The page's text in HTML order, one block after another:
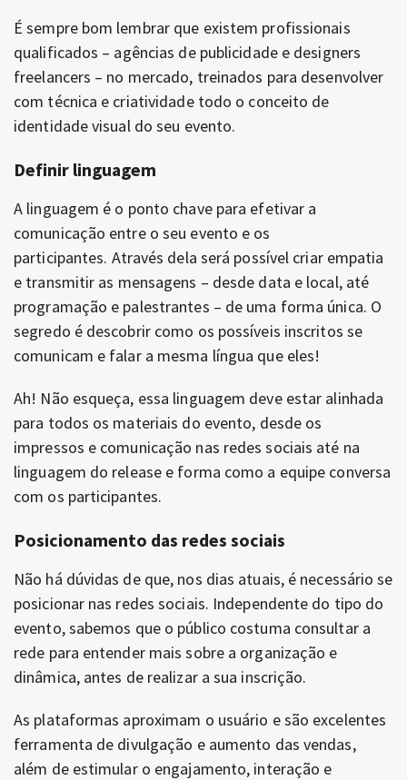
É sempre bom lembrar que existem profissionais
qualificados – agências de publicidade e designers
freelancers – no mercado, treinados para desenvolver
com técnica e criatividade todo o conceito de
identidade visual do seu evento.
Definir linguagem
A linguagem é o ponto chave para efetivar a
comunicação entre o seu evento e os
participantes. Através dela será possível criar empatia
e transmitir as mensagens – desde data e local, até
programação e palestrantes – de uma forma única. O
segredo é descobrir como os possíveis inscritos se
comunicam e falar a mesma língua que eles!
Ah! Não esqueça, essa linguagem deve estar alinhada
para todos os materiais do evento, desde os
impressos e comunicação nas redes sociais até na
linguagem do release e forma como a equipe conversa
com os participantes.
Posicionamento das redes sociais
Não há dúvidas de que, nos dias atuais, é necessário se
posicionar nas redes sociais. Independente do tipo do
evento, sabemos que o público costuma consultar a
rede para entender mais sobre a organização e
dinâmica, antes de realizar a sua inscrição.
As plataformas aproximam o usuário e são excelentes
ferramenta de divulgação e aumento das vendas,
além de estimular o engajamento, interação e